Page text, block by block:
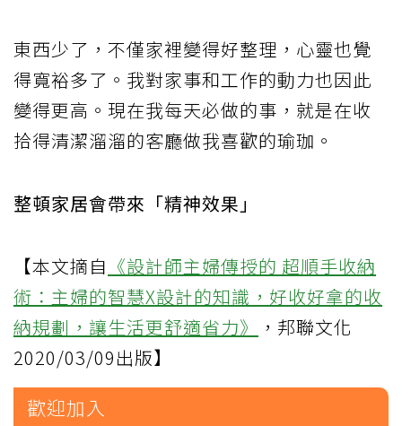
東西少了，不僅家裡變得好整理，心靈也覺
得寬裕多了。我對家事和工作的動力也因此
變得更高。現在我每天必做的事，就是在收
拾得清潔溜溜的客廳做我喜歡的瑜珈。
整頓家居會帶來「精神效果」
【本文摘自 《設計師主婦傳授的 超順手收納
術：主婦的智慧X設計的知識，好收好拿的收
納規劃，讓生活更舒適省力》
，邦聯文化
2020/03/09出版】
歡迎加入